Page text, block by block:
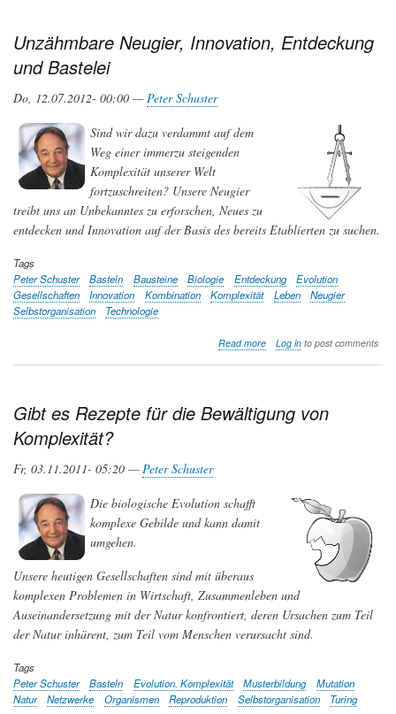
Unzähmbare Neugier, Innovation, Entdeckung
und Bastelei
Do, 12.07.2012- 00:00 —Peter Schuster
Sind wir dazu verdammt auf dem
Weg einer immerzu steigenden
Komplexität unserer Welt
fortzuschreiten? Unsere Neugier
treibt uns an Unbekanntes zu erforschen, Neues zu
entdecken und Innovation auf der Basis des bereits Etablierten zu suchen.
Tags
Peter Schuster
Basteln Bausteine Biologie Entdeckung
Evolution
Gesellschaften
Innovation Kombination Komplexität Leben
Neugier
Selbstorganisation
Technologie
Read moreabout
und
Log into post comments
Gibt es Rezepte für die Bewältigung von
Komplexität?
Fr, 03.11.2011- 05:20 —Peter Schuster
Die biologische Evolution schafft
komplexe Gebilde und kann damit
umgehen.
Unsere heutigen Gesellschaften sind mit überaus
komplexen Problemen in Wirtschaft, Zusammenleben und
Auseinandersetzung mit der Natur konfrontiert, deren Ursachen zum Teil
der Natur inhärent, zum Teil vom Menschen verursacht sind.
Tags
Peter Schuster
Basteln Evolution. Komplexität Musterbildung
Mutation
Natur
Netzwerke Organismen Reproduktion Selbstorganisation Turing